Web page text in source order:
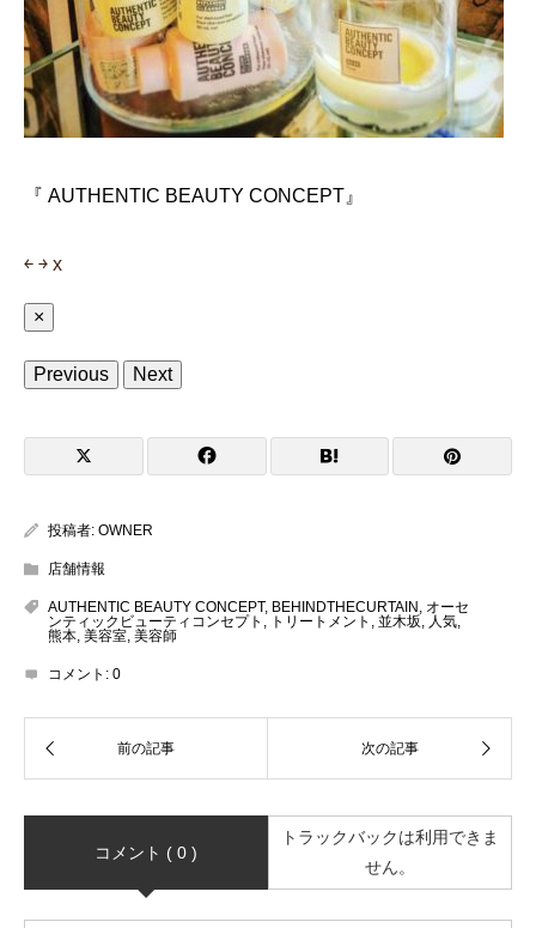
『 AUTHENTIC BEAUTY CONCEPT』
￩ ￫ x
×
Previous Next
投稿者: OWNER
店舗情報
AUTHENTIC BEAUTY CONCEPT, BEHINDTHECURTAIN , オーセ
ンティックビューティコンセプト , トリートメント , 並木坂, 人気,
熊本, 美容室, 美容師
コメント: 0
コメント ( 0 )
トラックバックは利用できま
せん。